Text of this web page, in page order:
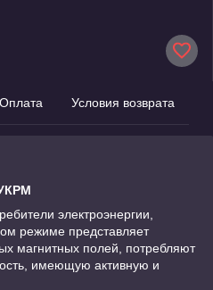
Оплата Условия возврата
режиме представляет
магнитных полей, потребляют
имеющую активную и